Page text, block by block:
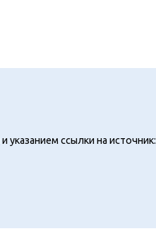
и указанием ссылки на источник: